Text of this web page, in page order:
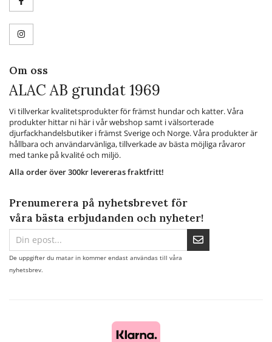
Om oss
ALAC AB grundat 1969
Vi tillverkar kvalitetsprodukter för främst hundar och katter. Våra
produkter hittar ni här i vår webshop samt i välsorterade
djurfackhandelsbutiker i främst Sverige och Norge. Våra produkter är
hållbara och användarvänliga, tillverkade av bästa möjliga råvaror
med tanke på kvalité och miljö.
Alla order över 300kr levereras fraktfritt!
Prenumerera på nyhetsbrevet för
våra bästa erbjudanden och nyheter!
De uppgifter du matar in kommer endast användas till våra
nyhetsbrev.